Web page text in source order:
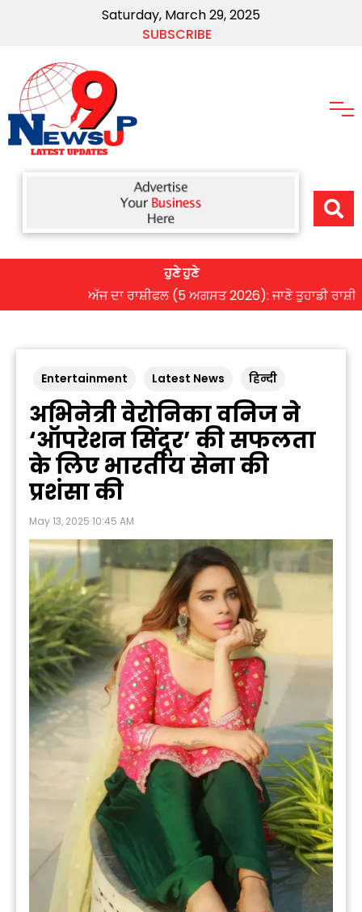
Saturday, March 29, 2025
SUBSCRIBE
ਹੁਣੇ ਹੁਣੇ
ਅੱਜ ਦਾ ਰਾਸ਼ੀਫਲ (5 ਅਗਸਤ 2026): ਜਾਣੋ ਤੁਹਾਡੀ ਰਾਸ਼ੀ ‘ਤੇ
Entertainment Latest News हिन्दी
अभिनेत्री वेरोनिका वनिज ने
‘ऑपरेशन सिंदूर’ की सफलता
के लिए भारतीय सेना की
प्रशंसा की
May 13, 2025 10:45 AM